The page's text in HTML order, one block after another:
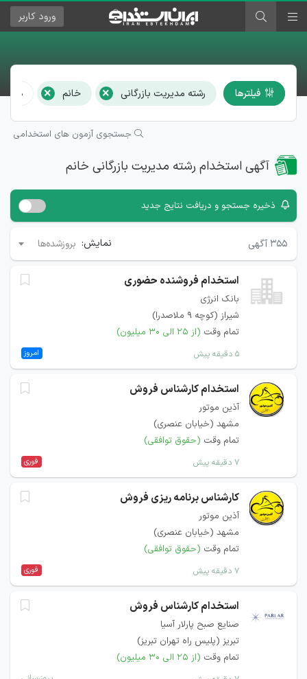
ورود کاربر
فیلترها رشته مدیریت بازرگانی × خانم × همه
جستجوی آزمون های استخدامی
آگهی استخدام رشته مدیریت بازرگانی خانم
ذخیره جستجو و دریافت نتایج جدید
۳۵۵ آگهی نمایش: بروزشده‌ها
استخدام فروشنده حضوری
بانک انرژی
شیراز (کوچه 9 ملاصدرا)
تمام وقت (از ۲۵ الی ۳۰ میلیون)
۵ دقیقه پیش امروز
استخدام کارشناس فروش
آذین موتور
مشهد (خیابان عنصری)
تمام وقت (حقوق توافقی)
۷ دقیقه پیش فوری
کارشناس برنامه ریزی فروش
آذین موتور
مشهد (خیابان عنصری)
تمام وقت (حقوق توافقی)
۷ دقیقه پیش فوری
استخدام کارشناس فروش
صنایع صبح پارلار آسیا
تبریز (پلیس راه تهران تبریز)
تمام وقت (از ۲۵ الی ۳۰ میلیون)